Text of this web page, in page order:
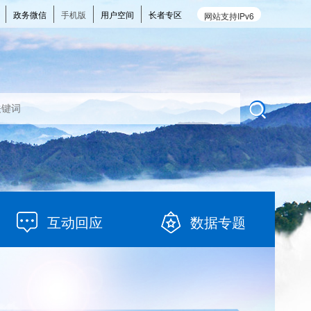
网站支持IPv6
政务微信 手机版 用户空间 长者专区
互动回应 数据专题